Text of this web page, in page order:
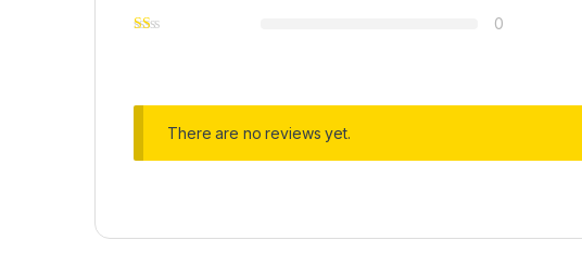
0
There are no reviews yet.